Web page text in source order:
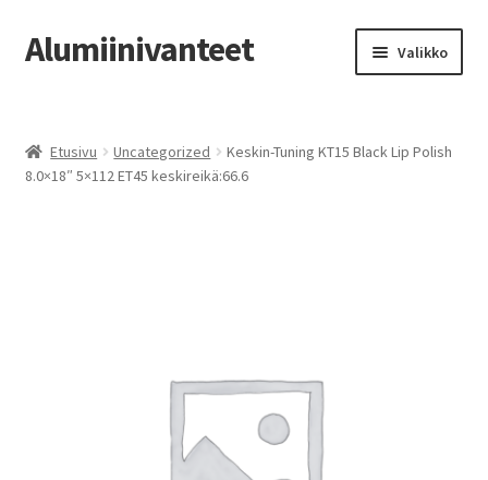
Siirry
navigointiin
Siirry
sisältöön
Alumiinivanteet Valikko
Kauppa
Etusivu Uncategorized
Keskin-Tuning KT15 Black Lip Polish
8.0×18″ 5×112 ET45 keskireikä:66.6